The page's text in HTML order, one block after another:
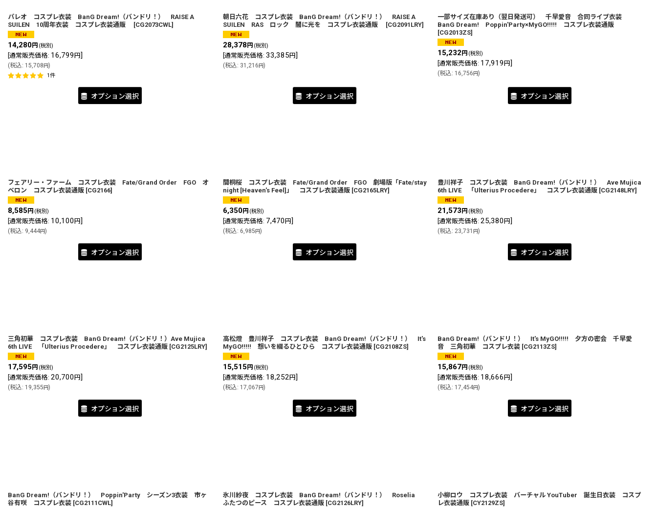
パレオ コスプレ衣装 BanG Dream!（バンドリ！） RAISE A
SUILEN 10周年衣装 コスプレ衣装通販
[CG2073CWL]
14,280円 (税別)
通常販売価格: 16,799 円]
(税込: 15,708 円)
1件
オプション選択
朝日六花 コスプレ衣装 BanG Dream!（バンドリ！） RAISE A
SUILEN RAS ロック 闇に光を コスプレ衣装通販
[CG2091LRY]
28,378 円 (税別)
通常販売価格: 33,385 円]
(税込: 31,216 円)
オプション選択
一部サイズ在庫あり（翌日発送可） 千早愛音 合同ライブ衣装
BanG Dream! Poppin'Party×MyGO!!!!! コスプレ衣装通販
[CG2013ZS]
15,232 円 (税別)
[通常販売価格: 17,919円]
(税込: 16,756円)
オプション選択
フェアリー・ファーム コスプレ衣装 Fate/Grand Order FGO オ
ベロン コスプレ衣装通販 [CG2166]
8,585 円 (税別)
通常販売価格: 10,100 円]
(税込: 9,444円)
オプション選択
間桐桜 コスプレ衣装 Fate/Grand Order FGO 劇場版「Fate/stay
night [Heaven's Feel]」 コスプレ衣装通販 [CG2165LRY]
6,350円 (税別)
通常販売価格: 7,470 円]
(税込: 6,985 円)
オプション選択
豊川祥子 コスプレ衣装 BanG Dream!（バンドリ！） Ave Mujica
6th LIVE 「Ulterius Procedere」 コスプレ衣装通販 [CG2148LRY]
21,573 円 (税別)
[通常販売価格: 25,380円]
(税込: 23,731円)
オプション選択
三角初華 コスプレ衣装 BanG Dream!（バンドリ！）Ave Mujica
6th LIVE 「Ulterius Procedere」 コスプレ衣装通販 [CG2125LRY]
17,595 円 (税別)
通常販売価格: 20,700 円]
(税込: 19,355 円)
オプション選択
高松燈 豊川祥子 コスプレ衣装 BanG Dream!（バンドリ！） It's
MyGO!!!!! 想いを綴るひとひら コスプレ衣装通販 [CG2108ZS]
15,515 円 (税別)
通常販売価格: 18,252 円]
(税込: 17,067 円)
オプション選択
BanG Dream!（バンドリ！） It's MyGO!!!!! 夕方の密会 千早愛
音 三角初華 コスプレ衣装 [CG2113ZS]
15,867円 (税別)
[通常販売価格: 18,666円]
(税込: 17,454円)
オプション選択
BanG Dream!（バンドリ！） Poppin'Party シーズン3衣装 市ヶ
谷有咲 コスプレ衣装 [CG2111CWL]
氷川紗夜 コスプレ衣装 BanG Dream!（バンドリ！） Roselia
ふたつのピース コスプレ衣装通販 [CG2126LRY]
小柳ロウ コスプレ衣装 バーチャル YouTuber 誕生日衣装 コスプ
レ衣装通販 [CY2129ZS]